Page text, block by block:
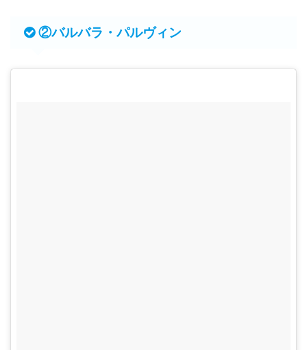
②バルバラ・パルヴィン